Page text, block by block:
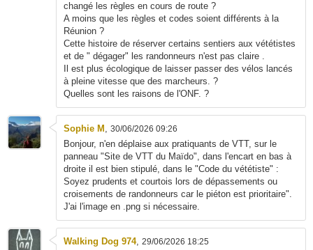
changé les règles en cours de route ?
A moins que les règles et codes soient différents à la
Réunion ?
Cette histoire de réserver certains sentiers aux vététistes
et de " dégager" les randonneurs n'est pas claire .
Il est plus écologique de laisser passer des vélos lancés
à pleine vitesse que des marcheurs. ?
Quelles sont les raisons de l'ONF. ?
Sophie M , 30/06/2026 09:26
Bonjour, n'en déplaise aux pratiquants de VTT, sur le
panneau "Site de VTT du Maïdo", dans l'encart en bas à
droite il est bien stipulé, dans le "Code du vététiste" :
Soyez prudents et courtois lors de dépassements ou
croisements de randonneurs car le piéton est prioritaire".
J'ai l'image en .png si nécessaire.
Walking Dog 974, 29/06/2026 18:25